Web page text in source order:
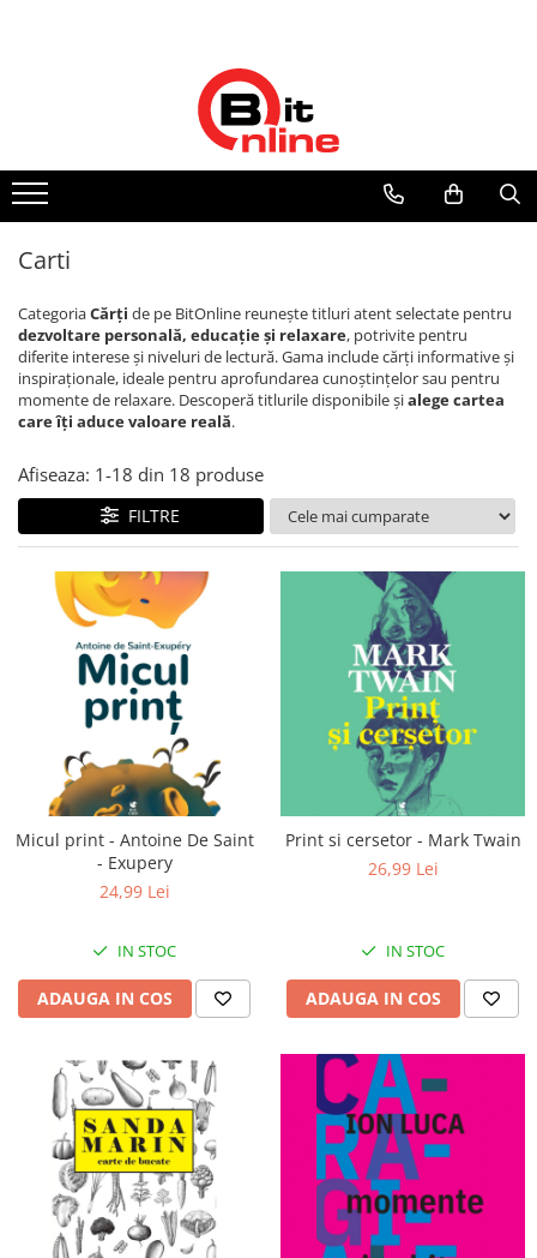
Aparate aerosoli si accesorii
Camere inhalare
Accesorii
Tensiometre
Tensiometre electronice
Accesorii
Termometre
Termometre non-contact
Termometre clasice
Pulsoximetre
Pulsoximetre de deget
Pulsoximetre profesionale
Accesorii
Monitorizare medicala
Stetoscoape
Spirometre
Spirometre portabile
Accesorii spirometre
Consumabile medicale
Comprese sterile
Ser fiziologic
Ingrijire personala & cosmetice
Ingrjire faciala
Manichiura-pedichiura
Tratamente ingrjire corp
Igiena dentara
Periute de dinti electrice
Irigatoare bucale
Accesorii si rezerve
Ondulatoare
Placi de par
Uscatoare si perii electrice
Uscatoare
Perii electrice
Articole ingrijire copii
Aspiratoare nazale
Pompe de san
Incalzitoare si sterilizatoare
Diverse
Electrocasnice & climatizare
Incalzitoare corporale
Electrocasnice mici
Proteine si aminoacizi
Aminoacizi
Tablete energizante
Alte suplimente nutritive
Uniforme si saboti medicali
Distribuitor autorizat Philips
Carti
CategoriaCărți de pe BitOnline reunește titluri atent selectate pentru
dezvoltare personală, educație și relaxare, potrivite pentru
diferite interese și niveluri de lectură. Gama include cărți informative și
inspiraționale, ideale pentru aprofundarea cunoștințelor sau pentru
momente de relaxare. Descoperă titlurile disponibile șialege cartea
care îți aduce valoare reală.
Afiseaza: 1-18 din 18 produse
FILTRE
Micul print - Antoine De Saint
- Exupery
24,99 Lei
IN STOC
ADAUGA IN COS
Print si cersetor - Mark Twain
26,99 Lei
IN STOC
ADAUGA IN COS